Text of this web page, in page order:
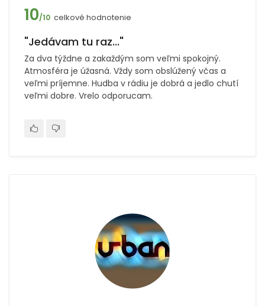
10/10 celkové hodnotenie
"Jedávam tu raz..."
Za dva týždne a zakaždým som veľmi spokojný.
Atmosféra je úžasná. Vždy som obslúžený včas a
veľmi príjemne. Hudba v rádiu je dobrá a jedlo chutí
veľmi dobre. Vrelo odporucam.